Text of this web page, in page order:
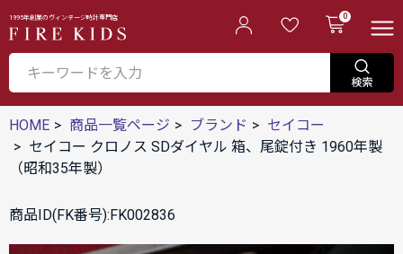
1995年創業のヴィンテージ時計専門店 0
HOME 商品一覧ページ ブランド
セイコー
セイコー クロノス SDダイヤル 箱、尾錠付き 1960年製
（昭和35年製）
商品ID(FK番号):FK002836